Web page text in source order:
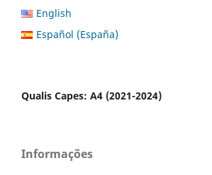
English
Español (España)
Qualis Capes: A4 (2021-2024)
Informações